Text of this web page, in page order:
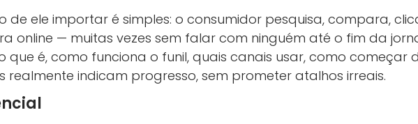
de ele importar é simples: o consumidor pesquisa, compara,
online — muitas vezes sem falar com ninguém até o fim da
que é, como funciona o funil, quais canais usar, como começar
realmente indicam progresso, sem prometer atalhos irreais.